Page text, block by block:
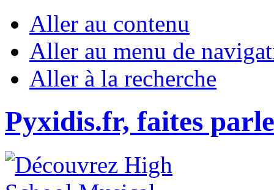
Aller au contenu
Aller au menu de
Aller à la recherche
Pyxidis.fr, faites